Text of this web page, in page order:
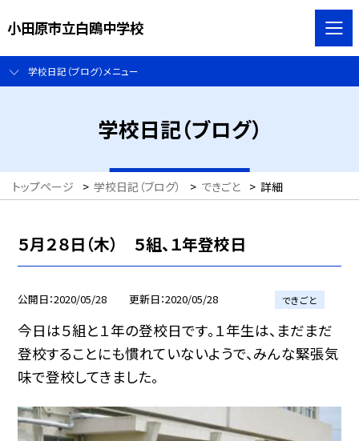
小田原市立白鴎中学校
学校日記（ブログ）メニュー
学校日記（ブログ）
トップページ > 学校日記（ブログ） > できごと > 詳細
５月２８日（木） ５組、１年登校日
公開日 2020/05/28 更新日 2020/05/28 できごと
今日は５組と１年の登校日です。１年生は、まだまだ
登校することにも慣れていないようで、みんな緊張気
味で登校してきました。